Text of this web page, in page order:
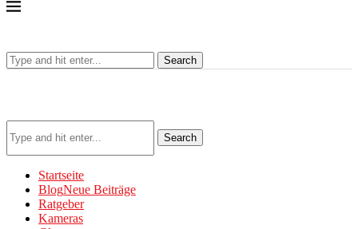
Search
Search
Startseite
BlogNeue Beiträge
Ratgeber
Kameras